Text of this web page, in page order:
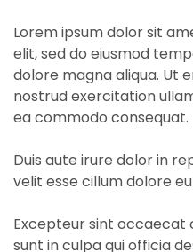
Lorem ipsum dolor sit
elit, sed do eiusmod
dolore magna aliqua. Ut
nostrud exercitation
ea commodo consequat.
Duis aute irure dolor in
velit esse cillum dolore
Excepteur sint
sunt in culpa qui officia